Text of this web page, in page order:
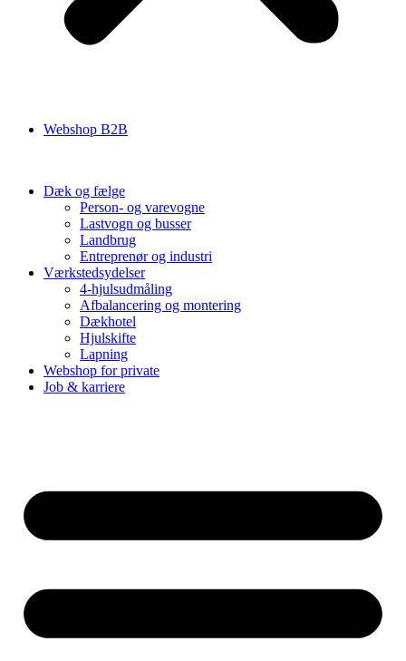
Webshop B2B
Dæk og fælge
Person- og varevogne
Lastvogn og busser
Landbrug
Entreprenør og industri
Værkstedsydelser
4-hjulsudmåling
Afbalancering og montering
Dækhotel
Hjulskifte
Lapning
Webshop for private
Job & karriere